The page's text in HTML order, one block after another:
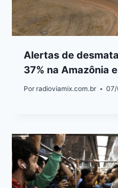
Alertas de
37% na Amazônia
Por radioviamix.com.br